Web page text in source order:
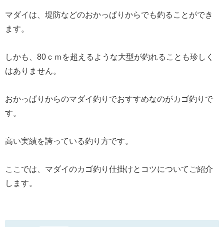
マダイは、堤防などのおかっぱりからでも釣ることができ
ます。
しかも、80ｃｍを超えるような大型が釣れることも珍しく
はありません。
おかっぱりからのマダイ釣りでおすすめなのがカゴ釣りで
す。
高い実績を誇っている釣り方です。
ここでは、マダイのカゴ釣り仕掛けとコツについてご紹介
します。